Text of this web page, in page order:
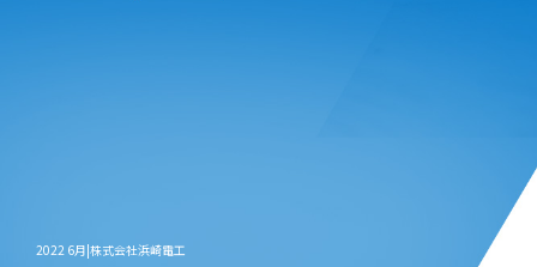
2022 6月|株式会社浜崎電工